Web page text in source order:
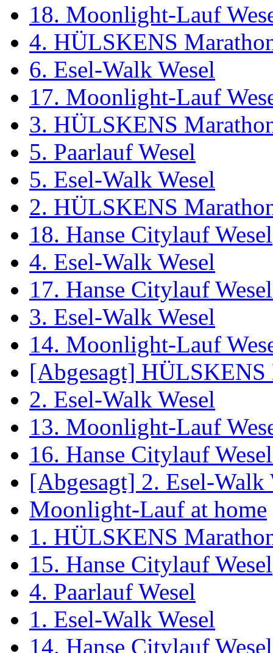
18. Moonlight-Lauf
4. HÜLSKENS
6. Esel-Walk Wesel
17. Moonlight-Lauf
3. HÜLSKENS
5. Paarlauf Wesel
5. Esel-Walk Wesel
2. HÜLSKENS
18. Hanse Citylauf Wesel
4. Esel-Walk Wesel
17. Hanse Citylauf
3. Esel-Walk Wesel
14. Moonlight-Lauf
[Abgesagt] HÜLSKENS
2. Esel-Walk Wesel
13. Moonlight-Lauf
16. Hanse Citylauf
[Abgesagt] 2. Esel-Walk
Moonlight-Lauf at home
1. HÜLSKENS
15. Hanse Citylauf Wesel
4. Paarlauf Wesel
1. Esel-Walk Wesel
14. Hanse Citylauf Wesel